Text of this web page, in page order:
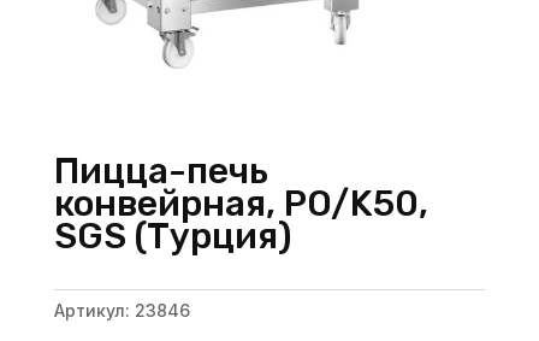
Пицца-печь
конвейрная, PO/K50,
SGS (Турция)
Артикул: 23846